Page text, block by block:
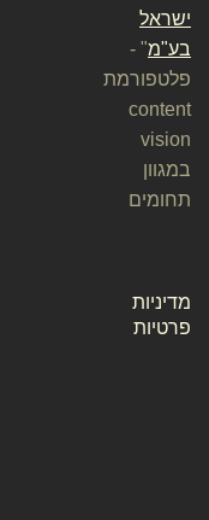
ישראל
בע"מ" -
פלטפורמת
content
vision
במגוון
תחומים
מדיניות
פרטיות